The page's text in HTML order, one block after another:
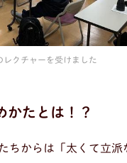
レクチャーを受けました
かたとは！？
ちからは「太くて立派